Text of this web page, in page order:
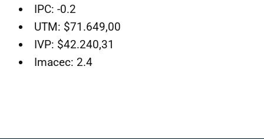
IPC: -0.2
UTM: $71.649,00
IVP: $42.240,31
Imacec: 2.4